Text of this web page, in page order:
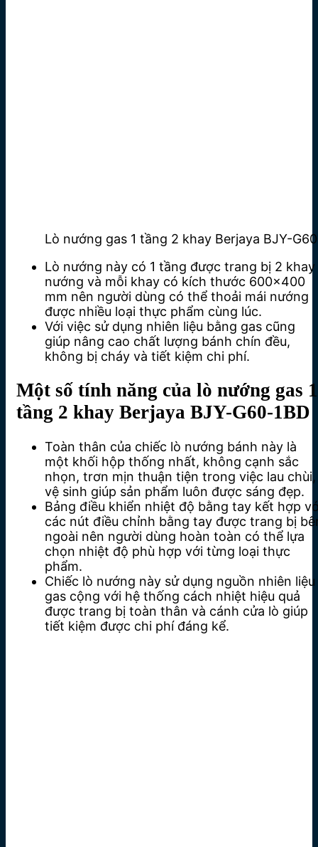
Lò nướng gas 1 tầng 2 khay Berjaya BJY-
Lò nướng này có 1 tầng được trang bị 2 khay
nướng và mỗi khay có kích thước 600×400
mm nên người dùng có thể thoải mái nướng
được nhiều loại thực phẩm cùng lúc.
Với việc sử dụng nhiên liệu bằng gas cũng
giúp nâng cao chất lượng bánh chín đều,
không bị cháy và tiết kiệm chi phí.
Một số tính năng của lò nướng gas 1
tầng 2 khay Berjaya BJY-G60-1BD
Toàn thân của chiếc lò nướng bánh này là
một khối hộp thống nhất, không cạnh sắc
nhọn, trơn mịn thuận tiện trong việc lau chùi,
vệ sinh giúp sản phẩm luôn được sáng đẹp.
Bảng điều khiển nhiệt độ bằng tay kết hợp
các nút điều chỉnh bằng tay được trang bị
ngoài nên người dùng hoàn toàn có thể lựa
chọn nhiệt độ phù hợp với từng loại thực
phẩm.
Chiếc lò nướng này sử dụng nguồn nhiên liệu
gas cộng với hệ thống cách nhiệt hiệu quả
được trang bị toàn thân và cánh cửa lò giúp
tiết kiệm được chi phí đáng kể.